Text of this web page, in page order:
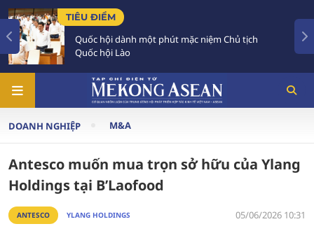
dành một phút mặc niệm Chủ tịch
Lào
TIÊU ĐIỂM
Hợp tác
quan hệ
DOANH NGHIỆP M&A
Antesco muốn mua trọn sở hữu của Ylang
Holdings tại B’Laofood
ANTESCO YLANG HOLDINGS 05/06/2026 10:31